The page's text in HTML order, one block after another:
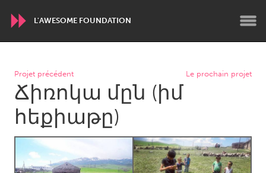
L'AWESOME FOUNDATION
WORLDWIDE
Conservation and Climate
Disability
Dragon Dreaming
ARMENIA
Javakhk
Yerevan
Projet précédent Le prochain projet
Ճիռոկա մըն (իմ
հեքիաթը)